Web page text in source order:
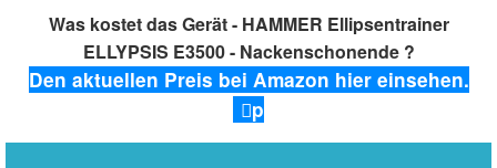
Was kostet das Gerät - HAMMER Ellipsentrainer
ELLYPSIS E3500 - Nackenschonende ?
Den aktuellen Preis bei Amazon hier einsehen.
p